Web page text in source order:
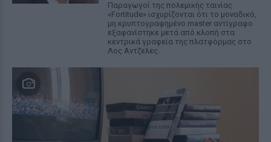
Παραγωγοί της πολεμικής ταινίας
«Fortitude» ισχυρίζονται ότι το μοναδικό,
μη κρυπτογραφημένο master αντίγραφο
εξαφανίστηκε μετά από κλοπή στα
κεντρικά γραφεία της πλατφόρμας στο
Λος Αντζελες.